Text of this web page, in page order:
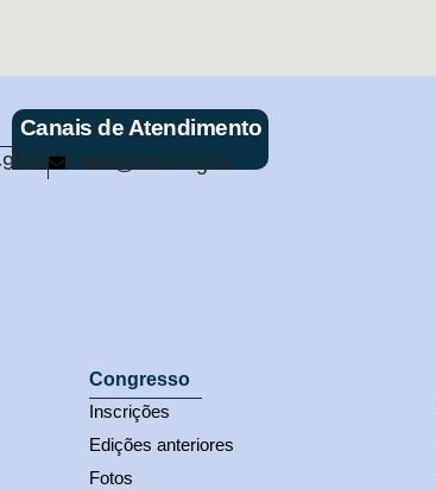
Canais de Atendimento
cmb@cmb.org.br
Congresso
Inscrições
Edições anteriores
Fotos